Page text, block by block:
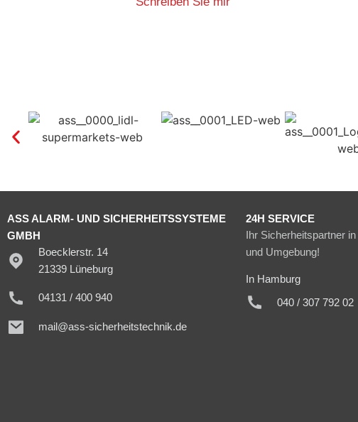
ASS ALARM- UND SICHERHEITSSYSTEME
GMBH
Boecklerstr. 14
21339 Lüneburg
04131 / 400 940
mail@ass-sicherheitstechnik.de
24H SERVICE
Ihr Sicherheitspartner
und Umgebung!
In Hamburg
040 / 307 792 02